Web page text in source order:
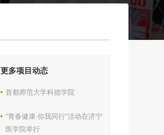
更多项目动态
首都师范大学科德学院
“青春健康·你我同行”活动在济宁
医学院举行